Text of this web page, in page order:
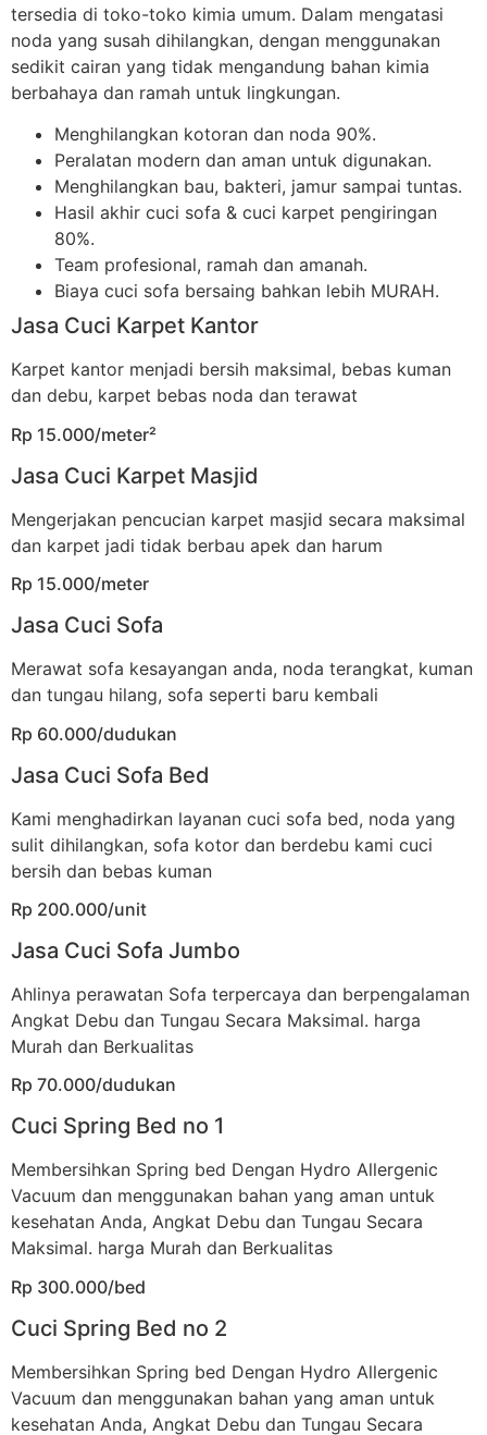
tersedia di toko-toko kimia umum. Dalam mengatasi
noda yang susah dihilangkan, dengan menggunakan
sedikit cairan yang tidak mengandung bahan kimia
berbahaya dan ramah untuk lingkungan.
Menghilangkan kotoran dan noda 90%.
Peralatan modern dan aman untuk digunakan.
Menghilangkan bau, bakteri, jamur sampai tuntas.
Hasil akhir cuci sofa & cuci karpet pengiringan
80%.
Team profesional, ramah dan amanah.
Biaya cuci sofa bersaing bahkan lebih MURAH.
Jasa Cuci Karpet Kantor
Karpet kantor menjadi bersih maksimal, bebas kuman
dan debu, karpet bebas noda dan terawat
Rp 15.000/meter²
Jasa Cuci Karpet Masjid
Mengerjakan pencucian karpet masjid secara maksimal
dan karpet jadi tidak berbau apek dan harum
Rp 15.000/meter
Jasa Cuci Sofa
Merawat sofa kesayangan anda, noda terangkat, kuman
dan tungau hilang, sofa seperti baru kembali
Rp 60.000/dudukan
Jasa Cuci Sofa Bed
Kami menghadirkan layanan cuci sofa bed, noda yang
sulit dihilangkan, sofa kotor dan berdebu kami cuci
bersih dan bebas kuman
Rp 200.000/unit
Jasa Cuci Sofa Jumbo
Ahlinya perawatan Sofa terpercaya dan berpengalaman
Angkat Debu dan Tungau Secara Maksimal. harga
Murah dan Berkualitas
Rp 70.000/dudukan
Cuci Spring Bed no 1
Membersihkan Spring bed Dengan Hydro Allergenic
Vacuum dan menggunakan bahan yang aman untuk
kesehatan Anda, Angkat Debu dan Tungau Secara
Maksimal. harga Murah dan Berkualitas
Rp 300.000/bed
Cuci Spring Bed no 2
Membersihkan Spring bed Dengan Hydro Allergenic
Vacuum dan menggunakan bahan yang aman untuk
kesehatan Anda, Angkat Debu dan Tungau Secara